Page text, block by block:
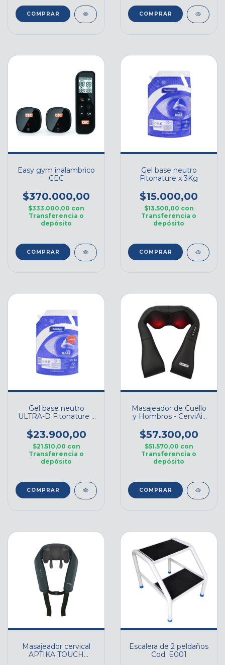
Easy gym inalambrico
CEC
$370.000,00
$333.000,00 con
Transferencia o
depósito
Gel base neutro
Fitonature x 3Kg
$15.000,00
$13.500,00 con
Transferencia o
depósito
Gel base neutro
ULTRA-D Fitonature x
$23.900,00
$21.510,00 con
Transferencia o
depósito
Masajeador de Cuello
y Hombros - CerviAir
$57.300,00
$51.570,00 con
Transferencia o
depósito
Masajeador cervical
APTIKA TOUCH
Escalera de 2 peldaños
Cod. E001